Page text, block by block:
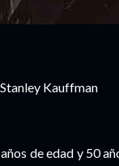
Stanley Kauffman
de edad y 50